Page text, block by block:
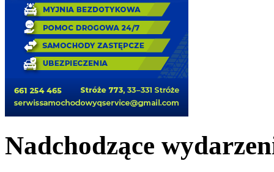
Nadchodzące